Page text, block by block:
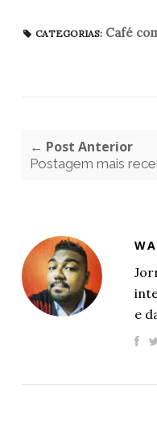
CATEGORIAS: Café
← Post Anterior
Postagem mais
e